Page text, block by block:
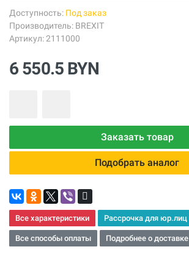
Доступность: Под заказ
Производитель: BREXIT
Артикул: 2111000
6 550.5 BYN
Заказать товар
Подобрать аналог
Все характеристики Рассрочка для юр.лиц
Все способы оплаты Подробнее о доставке